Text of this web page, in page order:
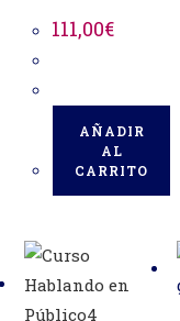
111,00€
AÑADIR
AL
CARRITO